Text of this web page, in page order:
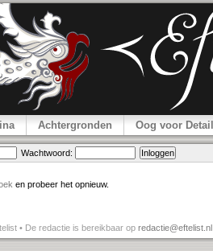
Achtergronden Oog voor Detail
Wachtwoord:
en probeer het opnieuw.
• De redactie is bereikbaar op redactie@eftelist.nl